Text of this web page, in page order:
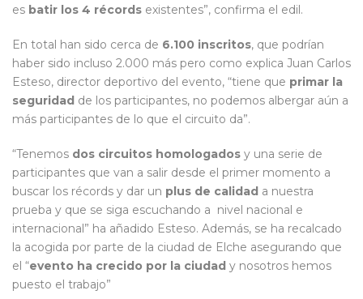
es batir los 4 récords existentes”, confirma el edil.
En total han sido cerca de 6.100 inscritos, que podrían
haber sido incluso 2.000 más pero como explica Juan Carlos
Esteso, director deportivo del evento, “tiene que primar la
seguridad de los participantes, no podemos albergar aún a
más participantes de lo que el circuito da”.
“Tenemos dos circuitos homologados y una serie de
participantes que van a salir desde el primer momento a
buscar los récords y dar un plus de calidad a nuestra
prueba y que se siga escuchando a nivel nacional e
internacional” ha añadido Esteso. Además, se ha recalcado
la acogida por parte de la ciudad de Elche asegurando que
el “evento ha crecido por la ciudad y nosotros hemos
puesto el trabajo”